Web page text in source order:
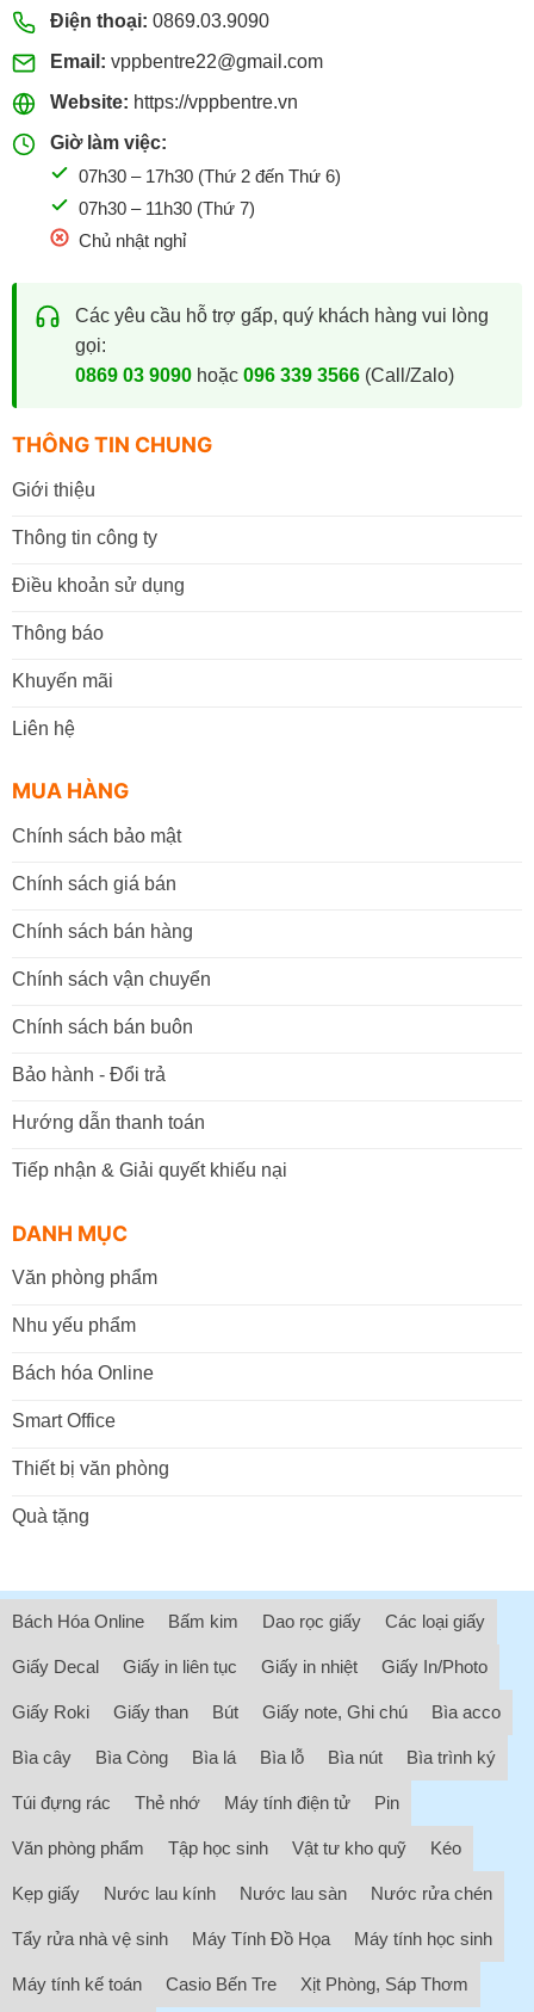
Điện thoại: 0869.03.9090
Email: vppbentre22@gmail.com
Website: https://vppbentre.vn
Giờ làm việc:
07h30 – 17h30 (Thứ 2 đến Thứ 6)
07h30 – 11h30 (Thứ 7)
Chủ nhật nghỉ
Các yêu cầu hỗ trợ gấp, quý khách hàng vui lòng
gọi:
0869 03 9090hoặc 096 339 3566(Call/Zalo)
THÔNG TIN CHUNG
Giới thiệu
Thông tin công ty
Điều khoản sử dụng
Thông báo
Khuyến mãi
Liên hệ
MUA HÀNG
Chính sách bảo mật
Chính sách giá bán
Chính sách bán hàng
Chính sách vận chuyển
Chính sách bán buôn
Bảo hành - Đổi trả
Hướng dẫn thanh toán
Tiếp nhận & Giải quyết khiếu nại
DANH MỤC
Văn phòng phẩm
Nhu yếu phẩm
Bách hóa Online
Smart Office
Thiết bị văn phòng
Quà tặng
Bách Hóa Online Bấm kim Dao rọc giấy Các loại giấy
Giấy Decal Giấy in liên tục Giấy in nhiệt Giấy In/Photo
Giấy Roki Giấy than Bút Giấy note, Ghi chú Bìa acco
Bìa cây Bìa Còng Bìa lá Bìa lỗ Bìa nút Bìa trình ký
Túi đựng rác Thẻ nhớ Máy tính điện tử Pin
Văn phòng phẩm Tập học sinh Vật tư kho quỹ Kéo
Kẹp giấy Nước lau kính Nước lau sàn Nước rửa chén
Tẩy rửa nhà vệ sinh Máy Tính Đồ Họa Máy tính học sinh
Máy tính kế toán Casio Bến Tre Xịt Phòng, Sáp Thơm